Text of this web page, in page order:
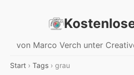
von Marco Verch unter
Start › Tags › grau